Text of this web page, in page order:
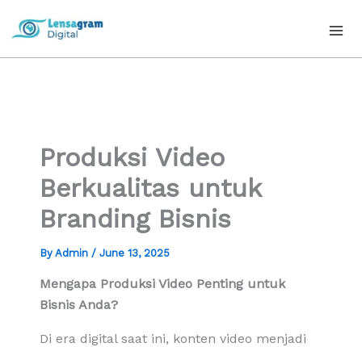
Produksi Video
Berkualitas untuk
Branding Bisnis
By Admin / June 13, 2025
Mengapa Produksi Video Penting untuk
Bisnis Anda?
Di era digital saat ini, konten video menjadi